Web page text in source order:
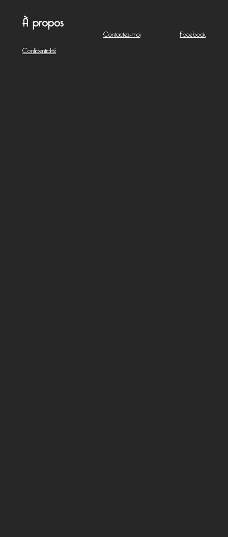
À propos
Confidentialité
Contactez-moi Facebook